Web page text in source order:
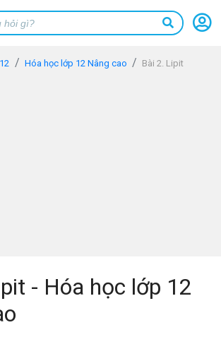
Hóa học lớp 12 Nâng cao Bài 2. Lipit
- Hóa học lớp 12